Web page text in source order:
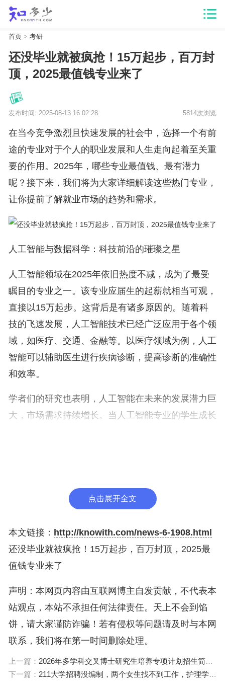
首页> 考研
还没毕业就被疯抢！15万起步，百万封
顶，2025最值钱专业来了
发布时间: 2025-08-13 16:02:28 5814次浏览
在当今竞争激烈且快速发展的社会中，选择一个有前
途的专业对于个人的职业发展和人生走向起着至关重
要的作用。2025年，哪些专业最值钱、最有潜力
呢？接下来，我们将为大家详细解读这些热门专业，
让你提前了解就业市场的趋势和需求。
人工智能与数据科学：科技前沿的璀璨之星
人工智能领域在2025年依旧热度不减，成为了最受
瞩目的专业之一。该专业应届生的起薪就相当可观，
直接以15万起步。这背后是有诸多原因的。随着科
技的飞速发展，人工智能技术已经广泛应用于各个领
域，如医疗、交通、金融等。以医疗领域为例，人工
智能可以辅助医生进行疾病诊断，提高诊断的准确性
和效率。
学者们的研究也表明，人工智能在未来的发展潜力巨
大，市场需求持续增长。当人工智能专业的学生成长
数据科学专业更是夸张。据权威数据显示，中国目前
数据科学领域的人才缺口高达230万人。大数据架构
师作为该领域的核心岗位，50万的年薪仅仅是起步
数据科学专业之所以如此热门，是因为在数字化时
代，数据成为了企业最重要的资产之一。企业需要专
业的数据科学家来对海量的数据进行分析和挖掘，以
获取有价值的信息和商业洞察。例如，电商企业可以
通过分析用户的购买行为数据，来优化商品推荐系
点击展开全文
本文链接： http://knowith.com/news-6-1908.html
还没毕业就被疯抢！15万起步，百万封顶，2025最
值钱专业来了
声明：本网页内容由互联网博主自发贡献，不代表本
站观点，本站不承担任何法律责任。天上不会到馅
饼，请大家谨防诈骗！若有侵权等问题请及时与本网
联系，我们将在第一时间删除处理。
上一篇： 2026年多学科交叉博士研究生培养专项计划招生简章（更新中）
下一篇： 211大学招聘没编制，两个女生找不到工作，护理学本科不好就业？